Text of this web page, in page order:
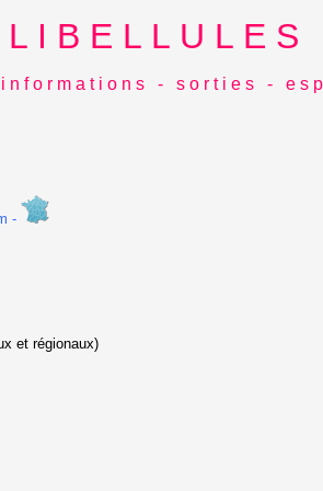
L I B E L L U L E S
f o r m a t i o n s - s o r t i e s - e s p
-
et régionaux)